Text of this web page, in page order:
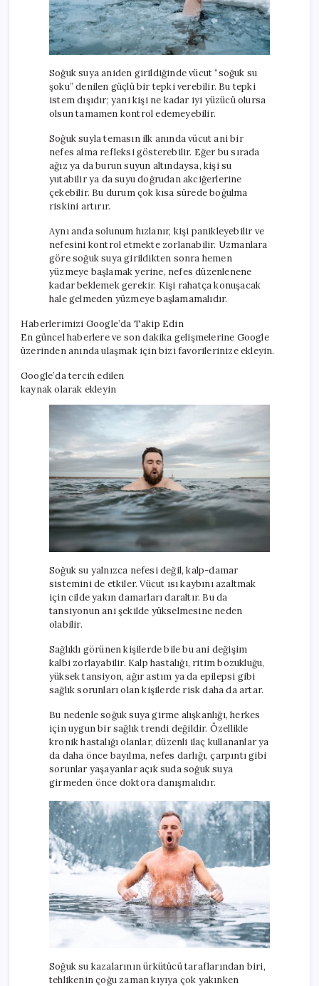
Soğuk suya aniden girildiğinde vücut “soğuk su
şoku” denilen güçlü bir tepki verebilir. Bu tepki
istem dışıdır; yani kişi ne kadar iyi yüzücü olursa
olsun tamamen kontrol edemeyebilir.
Soğuk suyla temasın ilk anında vücut ani bir
nefes alma refleksi gösterebilir. Eğer bu sırada
ağız ya da burun suyun altındaysa, kişi su
yutabilir ya da suyu doğrudan akciğerlerine
çekebilir. Bu durum çok kısa sürede boğulma
riskini artırır.
Aynı anda solunum hızlanır, kişi panikleyebilir ve
nefesini kontrol etmekte zorlanabilir. Uzmanlara
göre soğuk suya girildikten sonra hemen
yüzmeye başlamak yerine, nefes düzenlenene
kadar beklemek gerekir. Kişi rahatça konuşacak
hale gelmeden yüzmeye başlamamalıdır.
Haberlerimizi Google’da Takip Edin
En güncel haberlere ve son dakika gelişmelerine Google
üzerinden anında ulaşmak için bizi favorilerinize ekleyin.
Google’da tercih edilen
kaynak olarak ekleyin
Soğuk su yalnızca nefesi değil, kalp-damar
sistemini de etkiler. Vücut ısı kaybını azaltmak
için cilde yakın damarları daraltır. Bu da
tansiyonun ani şekilde yükselmesine neden
olabilir.
Sağlıklı görünen kişilerde bile bu ani değişim
kalbi zorlayabilir. Kalp hastalığı, ritim bozukluğu,
yüksek tansiyon, ağır astım ya da epilepsi gibi
sağlık sorunları olan kişilerde risk daha da artar.
Bu nedenle soğuk suya girme alışkanlığı, herkes
için uygun bir sağlık trendi değildir. Özellikle
kronik hastalığı olanlar, düzenli ilaç kullananlar ya
da daha önce bayılma, nefes darlığı, çarpıntı gibi
sorunlar yaşayanlar açık suda soğuk suya
girmeden önce doktora danışmalıdır.
Soğuk su kazalarının ürkütücü taraflarından biri,
tehlikenin çoğu zaman kıyıya çok yakınken